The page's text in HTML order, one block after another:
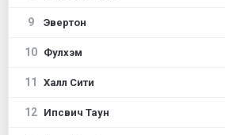
9 Эвертон
10 Фулхэм
11 Халл Сити
12 Ипсвич Таун